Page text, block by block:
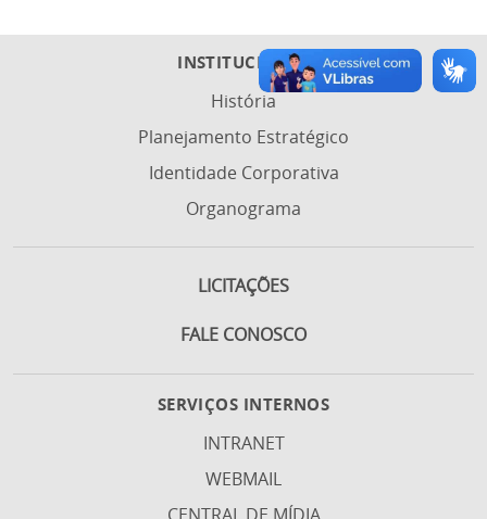
INSTITUCIONAL
História
Planejamento Estratégico
Identidade Corporativa
Organograma
LICITAÇÕES
FALE CONOSCO
SERVIÇOS INTERNOS
INTRANET
WEBMAIL